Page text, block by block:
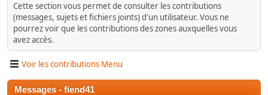
Cette section vous permet de consulter les contributions
(messages, sujets et fichiers joints) d'un utilisateur. Vous ne
pourrez voir que les contributions des zones auxquelles vous
avez accès.
Voir les contributions Menu
Messages - fiend41